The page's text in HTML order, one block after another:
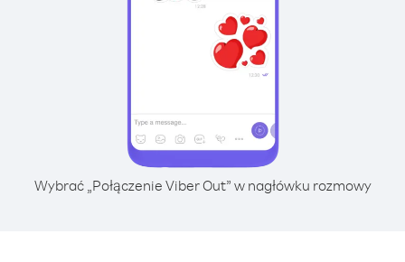
Wybrać „Połączenie Viber Out” w nagłówku rozmowy